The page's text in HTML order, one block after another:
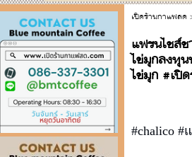
เปิดร้านกาแฟสด
แฟรนไชส์
ไข่มุกลงทุน
ไข่มุก #เปิ
#chalico